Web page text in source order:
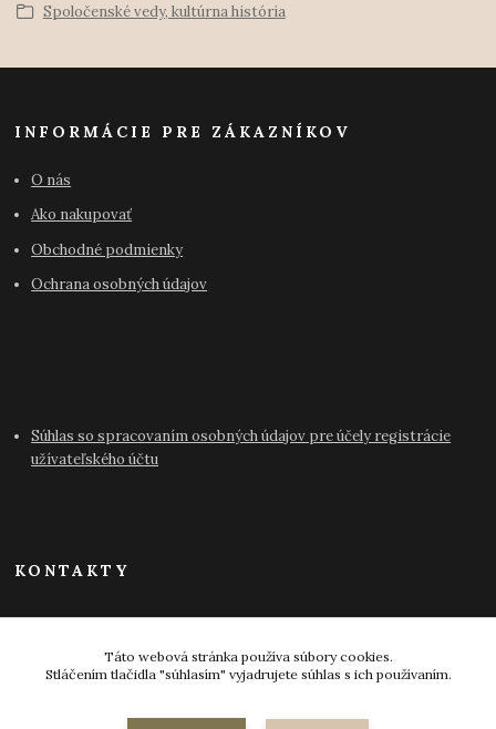
Spoločenské vedy, kultúrna história
INFORMÁCIE PRE ZÁKAZNÍKOV
O nás
Ako nakupovať
Obchodné podmienky
Ochrana osobných údajov
Súhlas so spracovaním osobných údajov pre účely registrácie
užívateľského účtu
KONTAKTY
Táto webová stránka používa súbory cookies.
Stláčením tlačidla "súhlasím" vyjadrujete súhlas s ich používaním.